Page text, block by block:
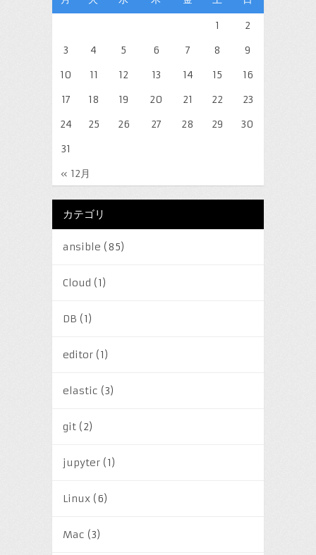
« 12月
1
2
3
4 5 6 7 8
9
10
11 12 13 14 15
16
17
18 19 20 21 22
23
24
25 26 27 28 29
30
31
カテゴリ
ansible (85)
Cloud (1)
DB (1)
editor(1)
elastic (3)
git(2)
jupyter(1)
Linux(6)
Mac (3)